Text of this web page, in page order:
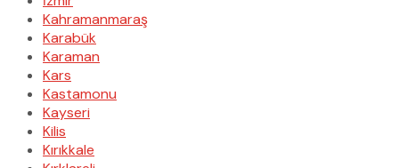
Kahramanmaraş
Karabük
Karaman
Kars
Kastamonu
Kayseri
Kilis
Kırıkkale